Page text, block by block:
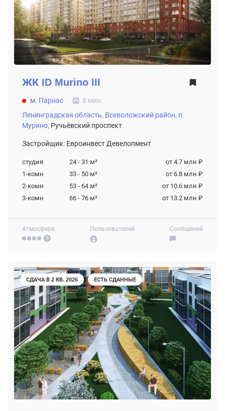
Атмосфера Пользователей Сообщений
ЖК ID Murino III
м. Парнас
8 мин.
Ленинградская область, Всеволожский район, п.
Мурино, Ручьёвский проспект
Застройщик: Евроинвест Девелопмент
студия 24 - 31 м²
от 4.7 млн ₽
1-комн
33 - 50 м²
от 6.8 млн ₽
2-комн
53 - 64 м²
от 10.6 млн ₽
3-комн
66 - 76 м² от 13.2 млн ₽
СДАЧА В 2 КВ. 2026 ЕСТЬ СДАННЫЕ